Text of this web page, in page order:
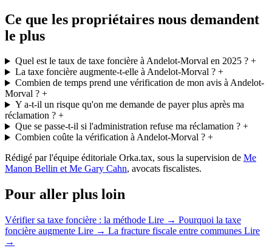
Ce que les propriétaires nous demandent
le plus
Quel est le taux de taxe foncière à Andelot-Morval en 2025 ?+
La taxe foncière augmente-t-elle à Andelot-Morval ?+
Combien de temps prend une vérification de mon avis à Andelot-
Morval ? +
Y a-t-il un risque qu'on me demande de payer plus après ma
réclamation ? +
Que se passe-t-il si l'administration refuse ma réclamation ?+
Combien coûte la vérification à Andelot-Morval ?+
Rédigé par l'équipe éditoriale Orka.tax, sous la supervision de Me
Manon Bellin et Me Gary Cahn, avocats fiscalistes.
Pour aller plus loin
Vérifier sa taxe foncière : la méthode Lire → Pourquoi la taxe
foncière augmente Lire → La fracture fiscale entre communes Lire
→